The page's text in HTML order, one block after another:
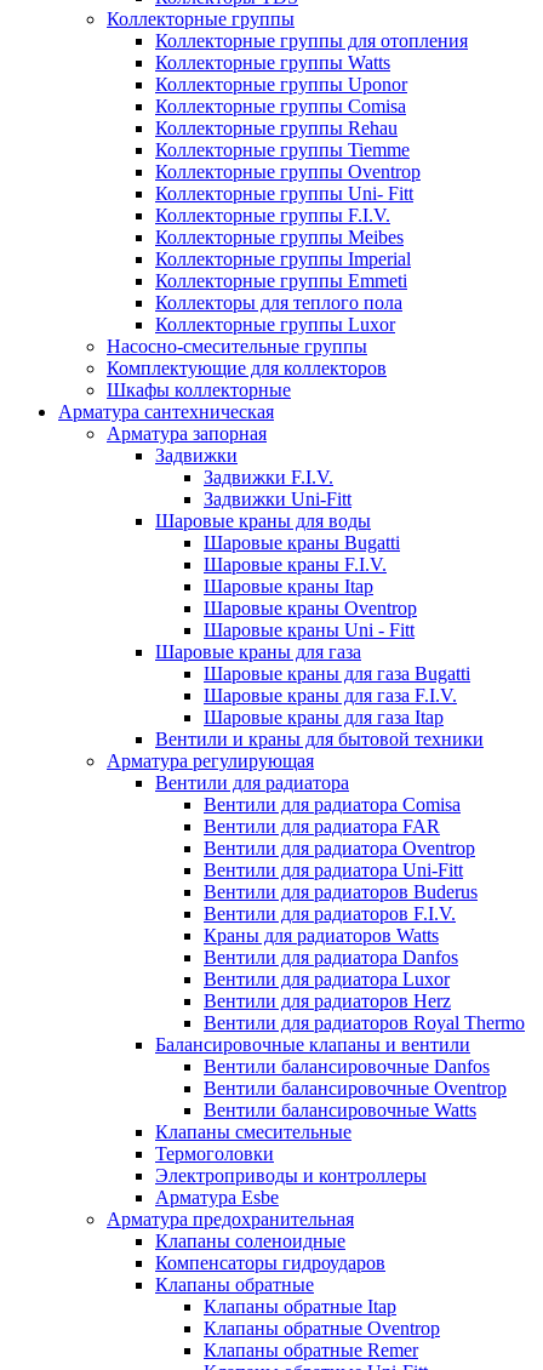
Коллекторные группы
Коллекторные группы для отопления
Коллекторные группы Watts
Коллекторные группы Uponor
Коллекторные группы Comisa
Коллекторные группы Rehau
Коллекторные группы Tiemme
Коллекторные группы Oventrop
Коллекторные группы Uni- Fitt
Коллекторные группы F.I.V.
Коллекторные группы Meibes
Коллекторные группы Imperial
Коллекторные группы Emmeti
Коллекторы для теплого пола
Коллекторные группы Luxor
Насосно-смесительные группы
Комплектующие для коллекторов
Шкафы коллекторные
Арматура сантехническая
Арматура запорная
Задвижки
Задвижки F.I.V.
Задвижки Uni-Fitt
Шаровые краны для воды
Шаровые краны Bugatti
Шаровые краны F.I.V.
Шаровые краны Itap
Шаровые краны Oventrop
Шаровые краны Uni - Fitt
Шаровые краны для газа
Шаровые краны для газа Bugatti
Шаровые краны для газа F.I.V.
Шаровые краны для газа Itap
Вентили и краны для бытовой техники
Арматура регулирующая
Вентили для радиатора
Вентили для радиатора Comisa
Вентили для радиатора FAR
Вентили для радиатора Oventrop
Вентили для радиатора Uni-Fitt
Вентили для радиаторов Buderus
Вентили для радиаторов F.I.V.
Краны для радиаторов Watts
Вентили для радиатора Danfos
Вентили для радиатора Luxor
Вентили для радиаторов Herz
Вентили для радиаторов Royal Thermo
Балансировочные клапаны и вентили
Вентили балансировочные Danfos
Вентили балансировочные Oventrop
Вентили балансировочные Watts
Клапаны смесительные
Термоголовки
Электроприводы и контроллеры
Арматура Esbe
Арматура предохранительная
Клапаны соленоидные
Компенсаторы гидроударов
Клапаны обратные
Клапаны обратные Itap
Клапаны обратные Oventrop
Клапаны обратные Remer